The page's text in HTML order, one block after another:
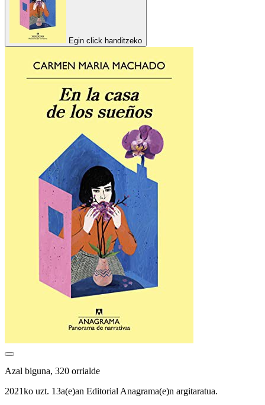
Egin click handitzeko
Azal biguna, 320 orrialde
2021ko uzt. 13a(e)an Editorial Anagrama(e)n argitaratua.